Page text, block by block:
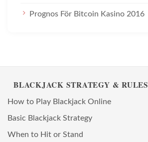
Prognos För Bitcoin Kasino 2016
BLACKJACK STRATEGY & RULES
How to Play Blackjack Online
Basic Blackjack Strategy
When to Hit or Stand